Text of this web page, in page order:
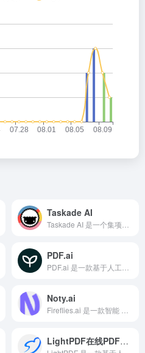
Taskade AI
PDF.ai
Noty.ai
LightPDF在线PDF处理